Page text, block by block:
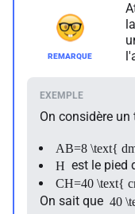
On considère un
AB=8 \text{
H est le pied
CH=40 \text{
On sait que 40